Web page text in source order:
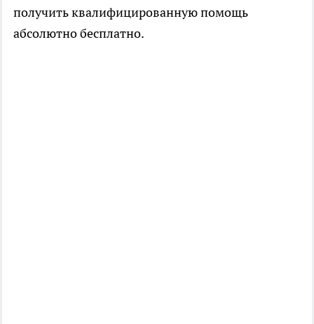
получить квалифицированную помощь
абсолютно бесплатно.